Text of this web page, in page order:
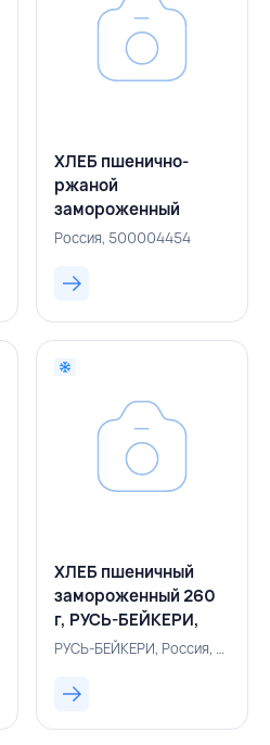
ХЛЕБ пшенично-
ржаной
замороженный
Фермерский 26 шт
БЕЙКЕРИ, РОССИЯ
Россия, 500004454
ХЛЕБ пшеничный
замороженный 260
г, РУСЬ-БЕЙКЕРИ,
РОССИЯ
РУСЬ-БЕЙКЕРИ, Россия, 500004452